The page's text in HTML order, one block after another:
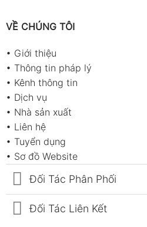
VỀ CHÚNG TÔI
• Giới thiệu
• Thông tin pháp lý
• Kênh thông tin
• Dịch vụ
• Nhà sản xuất
• Liên hệ
• Tuyển dụng
• Sơ đồ Website
Đối Tác Phân Phối
Đối Tác Liên Kết